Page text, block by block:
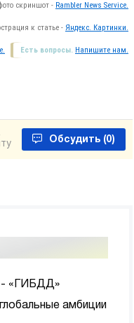
скриншот - Rambler News Service.
к статье - Яндекс. Картинки.
Есть вопросы. Напишите нам.
Обсудить (0)
- «ГИБДД»
амбиции